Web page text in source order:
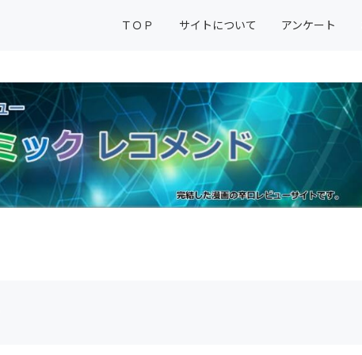
ＴＯＰ サイトについて アンケート